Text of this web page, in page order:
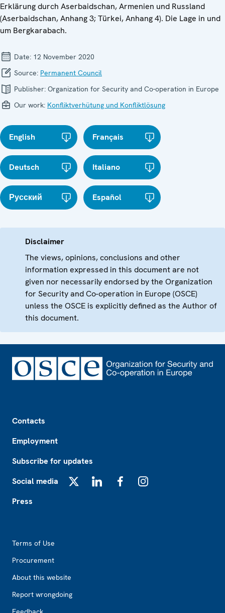
Erklärung durch Aserbaidschan, Armenien und Russland
(Aserbaidschan, Anhang 3; Türkei, Anhang 4). Die Lage in und
um Bergkarabach.
Date: 12 November 2020
Source: Permanent Council
Publisher: Organization for Security and Co-operation in Europe
Our work: Konfliktverhütung und Konfliktlösung
English Français
Deutsch Italiano
Русский Español
Disclaimer
The views, opinions, conclusions and other
information expressed in this document are not
given nor necessarily endorsed by the Organization
for Security and Co-operation in Europe (OSCE)
unless the OSCE is explicitly defined as the Author of
this document.
Contacts
Employment
Subscribe for updates
Social media
Press
Terms of Use
Procurement
About this website
Report wrongdoing